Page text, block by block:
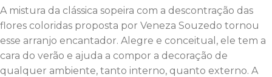
A mistura da clássica sopeira com a descontração das
flores coloridas proposta por Veneza Souzedo tornou
esse arranjo encantador. Alegre e conceitual, ele tem a
cara do verão e ajuda a compor a decoração de
qualquer ambiente, tanto interno, quanto externo. A